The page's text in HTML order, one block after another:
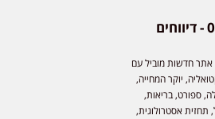
חדשות אפס שמונה | חדשות 08 - דיווחים
אתר חדשות מוביל עם
יוקר המחייה,
ספורט, בריאות,
תחזית אסטרולוגית,